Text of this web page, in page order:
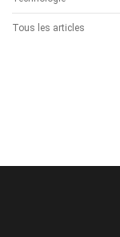
Tous les articles